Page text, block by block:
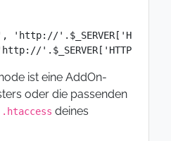
'http://
'http://
ist eine AddOn-
oder die passenden
.htaccess deines